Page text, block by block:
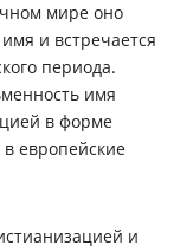
мире оно
и встречается
периода.
имя
в форме
европейские
и